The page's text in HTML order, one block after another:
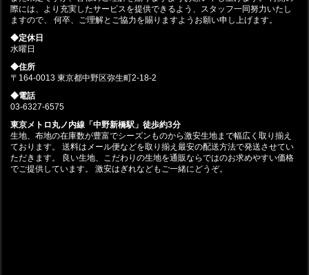
際には、より充実したサービスを提供できるよう、スタッフ一同努力いたし
ますので、 何卒、ご理解とご協力を賜りますようお願い申し上げます。
◆定休日
水曜日
◆住所
〒164-0013 東京都中野区弥生町2-18-2
◆電話
03-6327-6575
東京メトロ丸ノ内線「中野新橋駅」徒歩約3分
生地、布地の在庫数が豊富でシーズンものから激安生地まで幅広く取り揃え
ております。 送料はメール便などを取り揃え最安の配送方法で発送させてい
ただきます。 良い生地、こだわりの生地を通販ならではのお求めやすい価格
でご提供しています。 激安はぎれなどもご一緒にどうぞ。